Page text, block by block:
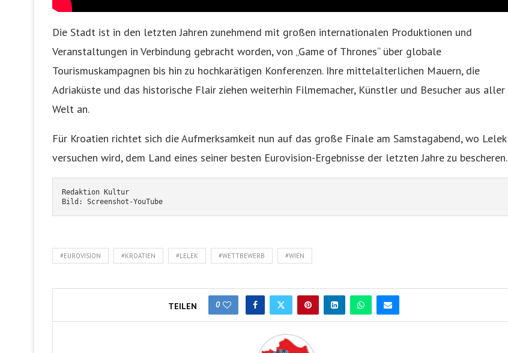
Die Stadt ist in den letzten Jahren zunehmend mit großen internationalen Produktionen und
Veranstaltungen in Verbindung gebracht worden, von „Game of Thrones“ über globale
Tourismuskampagnen bis hin zu hochkarätigen Konferenzen. Ihre mittelalterlichen Mauern, die
Adriaküste und das historische Flair ziehen weiterhin Filmemacher, Künstler und Besucher aus aller
Welt an.
Für Kroatien richtet sich die Aufmerksamkeit nun auf das große Finale am Samstagabend, wo Lelek
versuchen wird, dem Land eines seiner besten Eurovision-Ergebnisse der letzten Jahre zu bescheren.
Redaktion Kultur
Bild: Screenshot-YouTube
#EUROVISION #KROATIEN #LELEK #WETTBEWERB #WIEN
TEILEN 0